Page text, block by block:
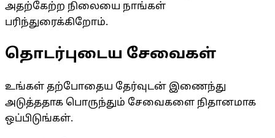
அதற்கேற்ற நிலையை நாங்கள்
பரிந்துரைக்கிறோம்.
தொடர்புடைய சேவைகள்
உங்கள் தற்போதைய தேர்வுடன் இணைந்து
அடுத்ததாக பொருந்தும் சேவைகளை நிதானமாக
ஒப்பிடுங்கள்.